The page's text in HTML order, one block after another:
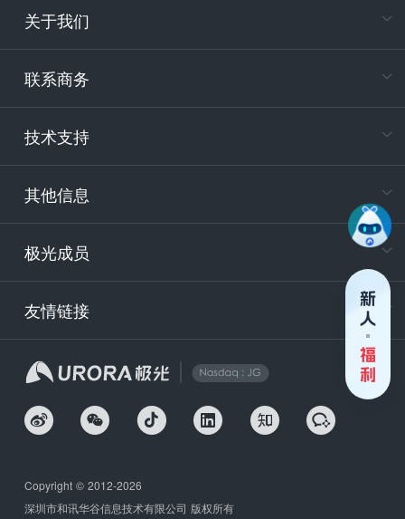
关于我们
联系商务
技术支持
其他信息
极光成员
友情链接
Copyright © 2012-2026
深圳市和讯华谷信息技术有限公司 版权所有
电
400-
技
安
企